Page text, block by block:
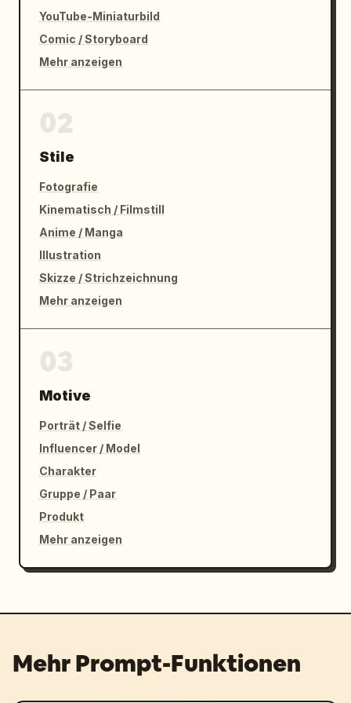
YouTube-Miniaturbild
Comic / Storyboard
Mehr anzeigen
Stile
Fotografie
Kinematisch / Filmstill
Anime / Manga
Illustration
Skizze / Strichzeichnung
Mehr anzeigen
Motive
Porträt / Selfie
Influencer / Model
Charakter
Gruppe / Paar
Produkt
Mehr anzeigen
Mehr Prompt-Funktionen